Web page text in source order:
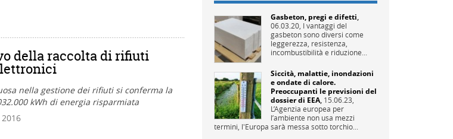
della raccolta di rifiuti
nella gestione dei rifiuti si conferma la
kWh di energia risparmiata
Gasbeton, pregi e difetti,
06.03.20, I vantaggi del
gasbeton sono diversi come
leggerezza, resistenza,
incombustibilità e riduzione...
Siccità, malattie, inondazioni
e ondate di calore.
Preoccupanti le previsioni del
dossier di EEA, 15.06.23,
L’Agenzia europea per
l’ambiente non usa mezzi
termini, l'Europa sarà messa sotto torchio...